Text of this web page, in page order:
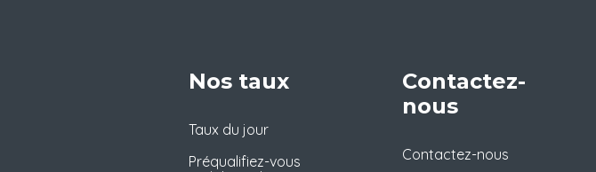
Nos taux
Taux du jour
Préqualifiez-vous
Contactez-
nous
Contactez-nous